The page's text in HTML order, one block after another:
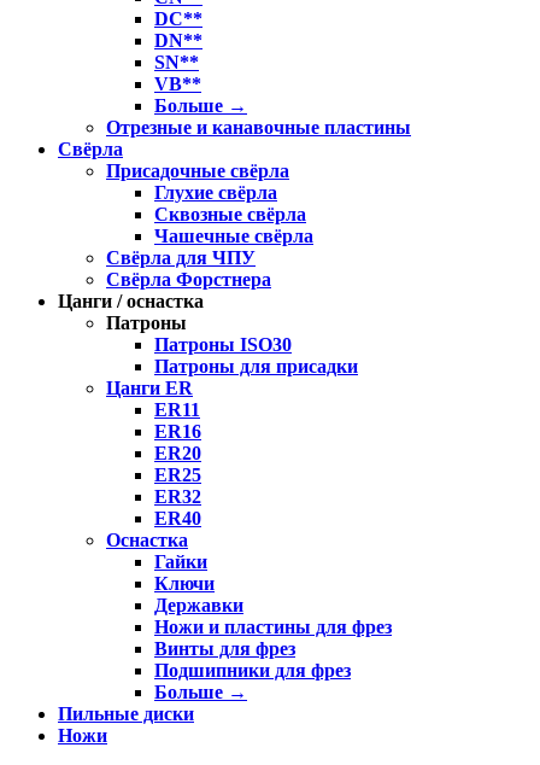
DC**
DN**
SN**
VB**
Больше →
Отрезные и канавочные пластины
Свёрла
Присадочные свёрла
Глухие свёрла
Сквозные свёрла
Чашечные свёрла
Свёрла для ЧПУ
Свёрла Форстнера
Цанги / оснастка
Патроны
Патроны ISO30
Патроны для присадки
Цанги ER
ER11
ER16
ER20
ER25
ER32
ER40
Оснастка
Гайки
Ключи
Державки
Ножи и пластины для фрез
Винты для фрез
Подшипники для фрез
Больше →
Пильные диски
Ножи